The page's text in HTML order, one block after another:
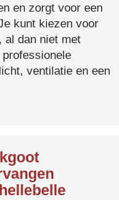
en zorgt voor een
kunt kiezen voor
al dan niet met
ventilatie en een